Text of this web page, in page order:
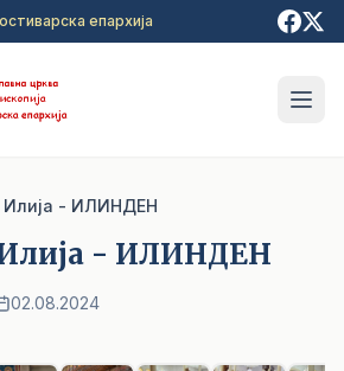
епархија
Илија - ИЛИНДЕН
- ИЛИНДЕН
02.08.2024